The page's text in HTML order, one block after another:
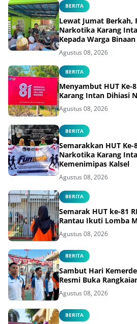
BERITA
Lewat Jumat Berkah,
Narkotika Karang
Kepada Warga Binaan
Agustus 08, 2026
BERITA
Menyambut HUT Ke-
Karang Intan Dihiasi
Agustus 08, 2026
BERITA
Semarakkan HUT Ke-
Narkotika Karang
Kemenimipas Kalsel
Agustus 08, 2026
BERITA
Semarak HUT ke-81
Rantau Ikuti Lomba
Agustus 08, 2026
BERITA
Sambut Hari
Resmi Buka
Agustus 08, 2026
BERITA